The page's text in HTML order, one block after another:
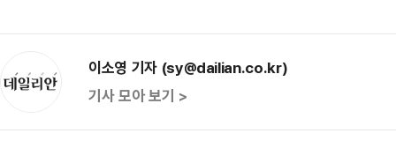
이소영 기자 (sy@dailian.co.kr)
기사 모아 보기 >